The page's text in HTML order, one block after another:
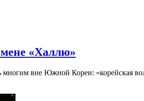
«Халлю»
многим вне Южной Кореи: «корейская